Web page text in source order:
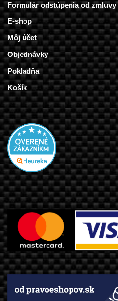
Formulár odstúpenia od zmluvy
E-shop
Môj účet
Objednávky
Pokladňa
Košík